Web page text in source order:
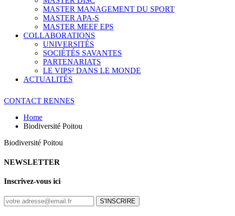
MASTER MANAGEMENT DU SPORT
MASTER APA-S
MASTER MEEF EPS
COLLABORATIONS
UNIVERSITÉS
SOCIÉTÉS SAVANTES
PARTENARIATS
LE VIPS² DANS LE MONDE
ACTUALITÉS
CONTACT RENNES
Home
Biodiversité Poitou
Biodiversité Poitou
NEWSLETTER
Inscrivez-vous ici
S'INSCRIRE